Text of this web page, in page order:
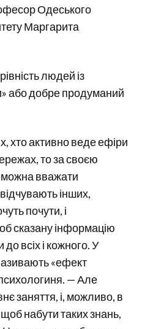
Одеського
Маргарита
людей із
або добре продуманий
хто активно веде ефіри
то за своєю
вважати
інших,
почути, і
сказану інформацію
всіх і кожного. У
«ефект
— Але
заняття, і, можливо, в
набути таких знань,